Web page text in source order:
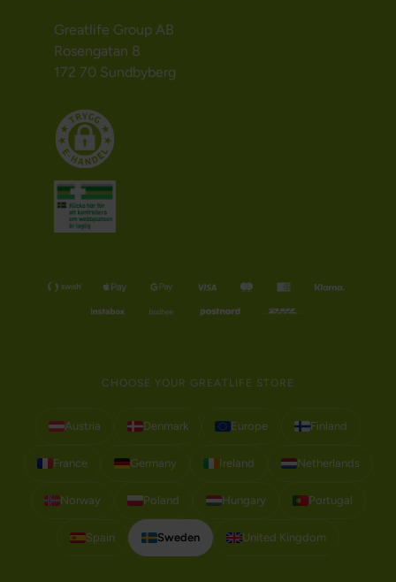
Greatlife Group AB
Rosengatan 8
172 70 Sundbyberg
CHOOSE YOUR GREATLIFE STORE
Austria Denmark Europe Finland
France Germany Ireland Netherlands
Norway Poland Hungary Portugal
Spain Sweden United Kingdom